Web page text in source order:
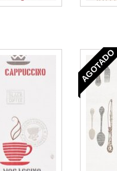
AGOTADO